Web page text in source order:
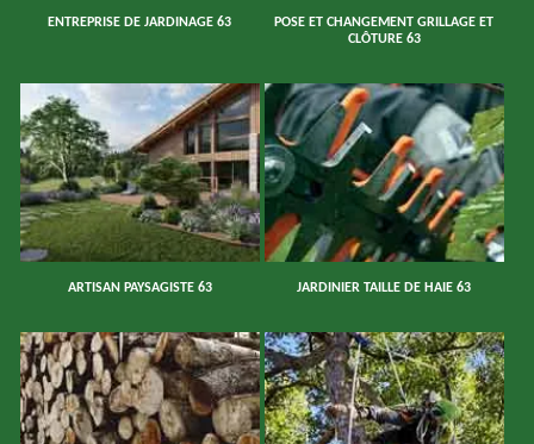
ENTREPRISE DE JARDINAGE 63
POSE ET CHANGEMENT GRILLAGE ET
CLÔTURE 63
ARTISAN PAYSAGISTE 63 JARDINIER TAILLE DE HAIE 63